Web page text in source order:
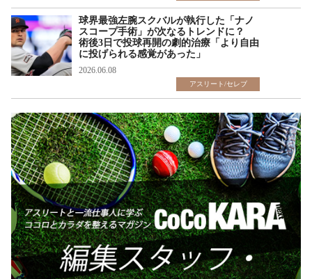
球界最強左腕スクバルが執行した「ナノ
スコープ手術」が次なるトレンドに？
術後3日で投球再開の劇的治療「より自由
に投げられる感覚があった」
2026.06.08
アスリート/セレブ